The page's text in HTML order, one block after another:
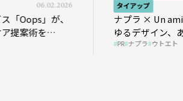
タイアップ 05.13.2026
ナプラ × Un ami 今こそ知りたいあら
ゆるデザイン、あらゆる髪質に幅広く
対応できるパーマ薬剤 ナプラ『ut-